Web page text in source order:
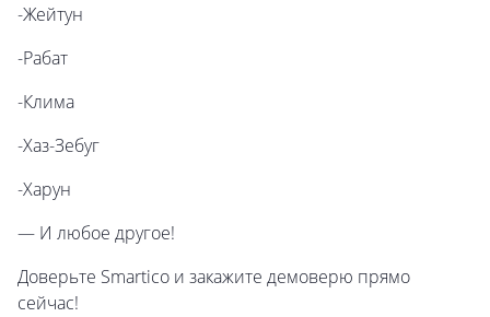
-Жейтун
-Рабат
-Клима
-Хаз-Зебуг
-Харун
— И любое другое!
Доверьте Smartico и закажите демоверю прямо
сейчас!